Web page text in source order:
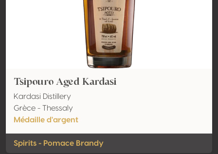
Tsipouro Aged Kardasi
Kardasi Distillery
Grèce - Thessaly
Médaille d'argent
Spirits - Pomace Brandy